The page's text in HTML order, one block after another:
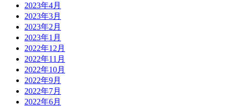
2023年4月
2023年3月
2023年2月
2023年1月
2022年12月
2022年11月
2022年10月
2022年9月
2022年7月
2022年6月